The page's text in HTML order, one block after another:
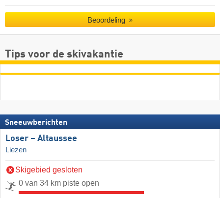
Beoordeling
Tips voor de skivakantie
Sneeuwberichten
Loser – Altaussee
Liezen
Skigebied gesloten
0 van 34 km piste open